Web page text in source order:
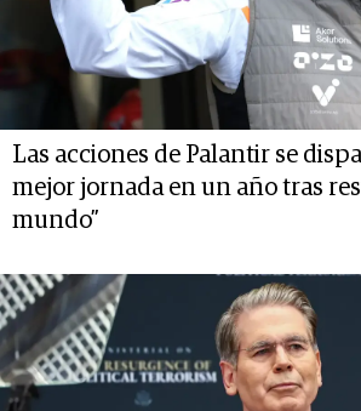
Las acciones de Palantir se
mejor jornada en un año tras
mundo”